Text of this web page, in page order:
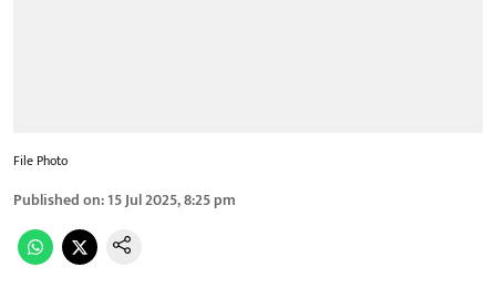
File Photo
Published on:15 Jul 2025, 8:25 pm